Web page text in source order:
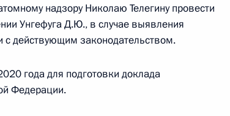
личного приёма, проведённого
Федеральной службы
и атомному надзору Александром Вотчаевым
надзору Николаю Телегину провести
Унгефуга Д.Ю., в случае выявления
с действующим законодательством.
года для подготовки доклада
Федерации.